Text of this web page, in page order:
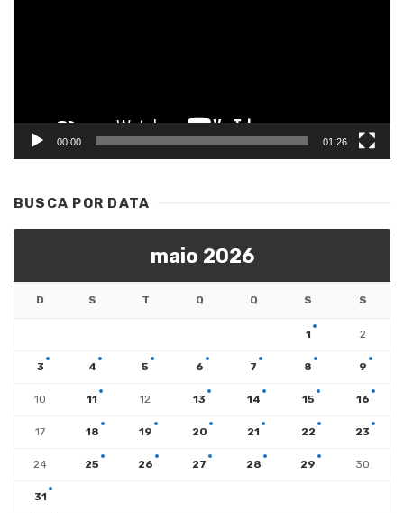
00:00 01:26
BUSCA POR DATA
maio 2026
D S T Q Q S S
1 2
3 4 5 6 7 8 9
10 11 12 13 14 15 16
17 18 19 20 21 22 23
24 25 26 27 28 29 30
31